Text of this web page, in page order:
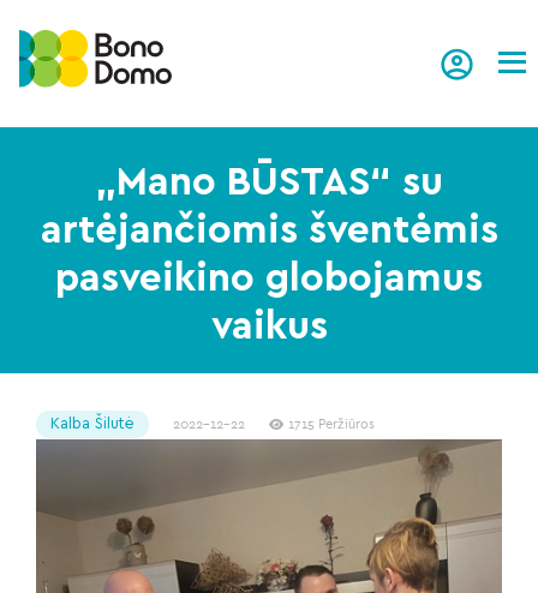
„Mano BŪSTAS“ su
artėjančiomis šventėmis
pasveikino globojamus
vaikus
Kalba Šilutė 2022-12-22 1715 Peržiūros